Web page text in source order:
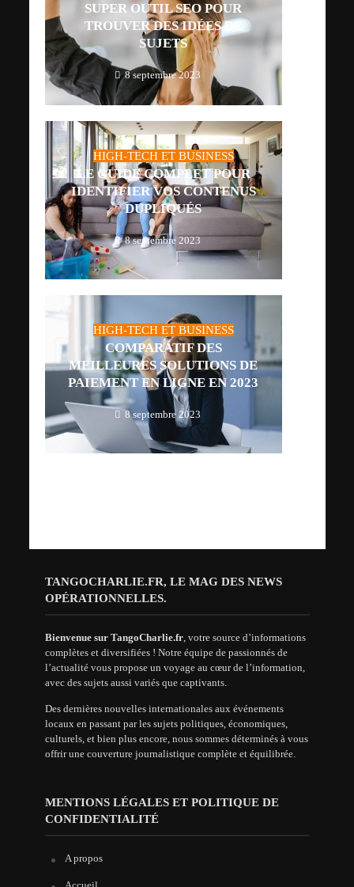
SUPER OUTIL SEO POUR
TROUVER DES IDÉES DE
SUJETS
8 septembre 2023
HIGH-TECH ET BUSINESS
LE GUIDE COMPLET POUR
IDENTIFIER VOS CONTENUS
DUPLIQUÉS
8 septembre 2023
HIGH-TECH ET BUSINESS
COMPARATIF DES
MEILLEURES SOLUTIONS DE
PAIEMENT EN LIGNE EN 2023
8 septembre 2023
TANGOCHARLIE.FR, LE MAG DES NEWS
OPÉRATIONNELLES.
Bienvenue sur TangoCharlie.fr, votre source d’informations
complètes et diversifiées ! Notre équipe de passionnés de
l’actualité vous propose un voyage au cœur de l’information,
avec des sujets aussi variés que captivants.
Des dernières nouvelles internationales aux événements
locaux en passant par les sujets politiques, économiques,
culturels, et bien plus encore, nous sommes déterminés à vous
offrir une couverture journalistique complète et équilibrée.
MENTIONS LÉGALES ET POLITIQUE DE
CONFIDENTIALITÉ
A propos
Accueil